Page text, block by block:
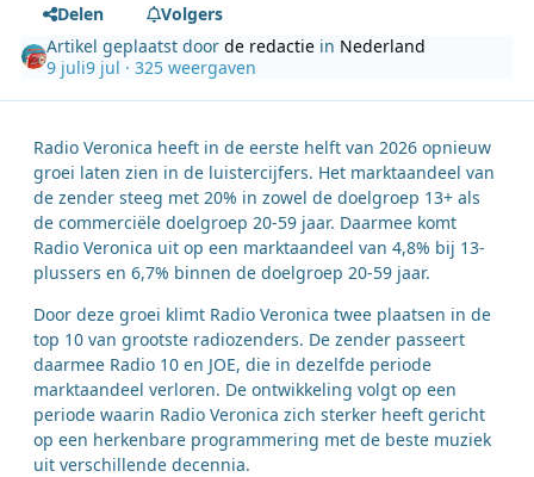
Delen
Volgers
Artikel geplaatst doorde redactie in Nederland
9 juli9 jul · 325 weergaven
Radio Veronica heeft in de eerste helft van 2026 opnieuw
groei laten zien in de luistercijfers. Het marktaandeel van
de zender steeg met 20% in zowel de doelgroep 13+ als
de commerciële doelgroep 20-59 jaar. Daarmee komt
Radio Veronica uit op een marktaandeel van 4,8% bij 13-
plussers en 6,7% binnen de doelgroep 20-59 jaar.
Door deze groei klimt Radio Veronica twee plaatsen in de
top 10 van grootste radiozenders. De zender passeert
daarmee Radio 10 en JOE, die in dezelfde periode
marktaandeel verloren. De ontwikkeling volgt op een
periode waarin Radio Veronica zich sterker heeft gericht
op een herkenbare programmering met de beste muziek
uit verschillende decennia.